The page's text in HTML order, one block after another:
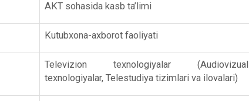
AKT sohasida kasb ta’limi
Kutubxona-axborot faoliyati
Televizion texnologiyalar (Audiovizual
texnologiyalar, Telestudiya tizimlari va ilovalari)